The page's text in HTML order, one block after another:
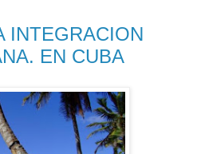
INTEGRACION
EN CUBA